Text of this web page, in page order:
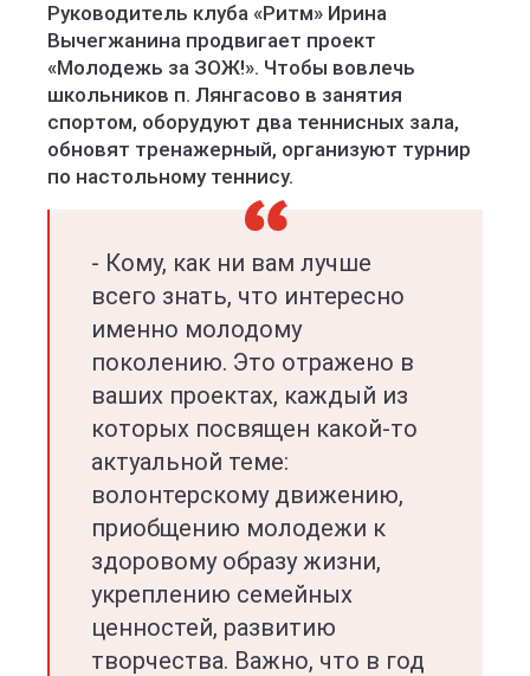
Руководитель клуба «Ритм» Ирина
Вычегжанина продвигает проект
«Молодежь за ЗОЖ!». Чтобы вовлечь
школьников п. Лянгасово в занятия
спортом, оборудуют два теннисных зала,
обновят тренажерный, организуют турнир
по настольному теннису.
- Кому, как ни вам лучше
всего знать, что интересно
именно молодому
поколению. Это отражено в
ваших проектах, каждый из
которых посвящен какой-то
актуальной теме:
волонтерскому движению,
приобщению молодежи к
здоровому образу жизни,
укреплению семейных
ценностей, развитию
творчества. Важно, что в год